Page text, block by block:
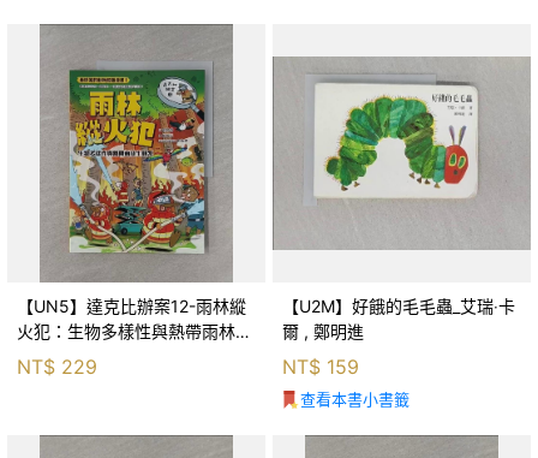
【UN5】達克比辦案12-雨林縱
火犯：生物多樣性與熱帶雨林生
態系_柯智元
NT$ 229
【U2M】好餓的毛毛蟲_艾瑞‧卡
爾 , 鄭明進
NT$ 159
查看本書小書籤